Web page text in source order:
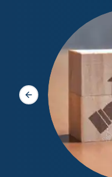
Slide précédente